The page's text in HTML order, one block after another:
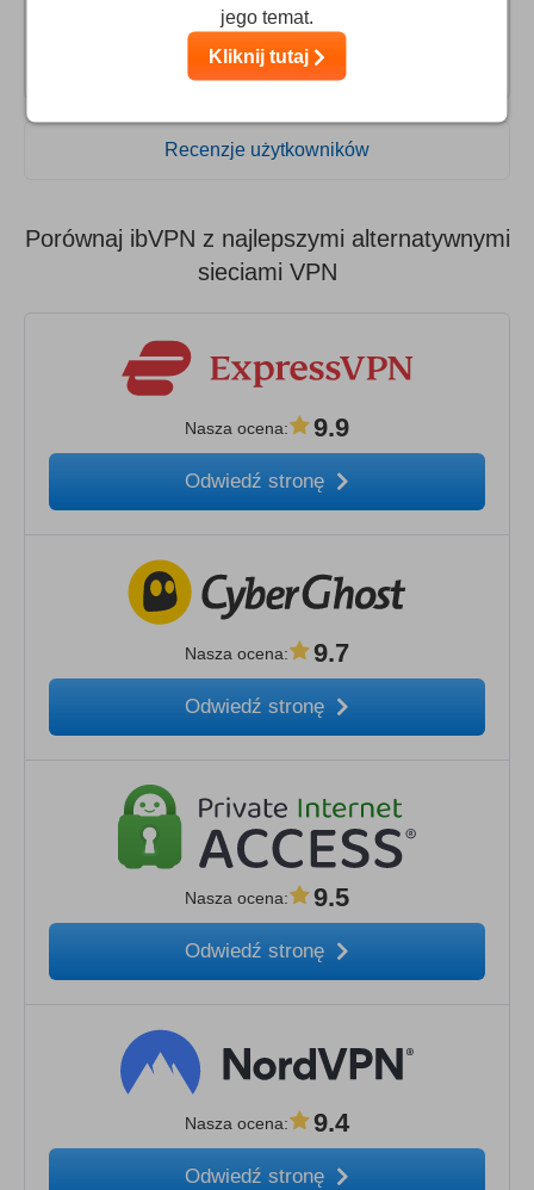
Jest jednak ona łatwa do skonfigurowania i można
wybrać, które serwery chcesz użyć.
Recenzje użytkowników
Porównaj ibVPN z najlepszymi alternatywnymi
sieciami VPN
Nasza ocena: 9.9
Odwiedź stronę
Nasza ocena: 9.7
Odwiedź stronę
Nasza ocena: 9.5
Odwiedź stronę
Nasza ocena: 9.4
Odwiedź stronę
jego temat.
Kliknij tutaj